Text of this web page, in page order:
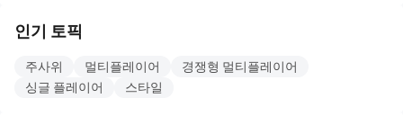
https://help.netmarble.com/game/momak?
- 주소: 서울특별시 구로구 디지털로 26길 38
- 사업자 번호: 105-87-64746
인기 토픽
주사위 멀티플레이어
경쟁형 멀티플레이어
싱글 플레이어
스타일